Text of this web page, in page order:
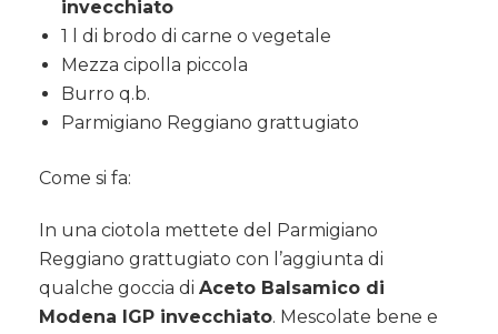
invecchiato
1 l di brodo di carne o vegetale
Mezza cipolla piccola
Burro q.b.
Parmigiano Reggiano grattugiato
Come si fa:
In una ciotola mettete del Parmigiano
Reggiano grattugiato con l’aggiunta di
qualche goccia di Aceto Balsamico di
Modena IGP invecchiato. Mescolate bene e